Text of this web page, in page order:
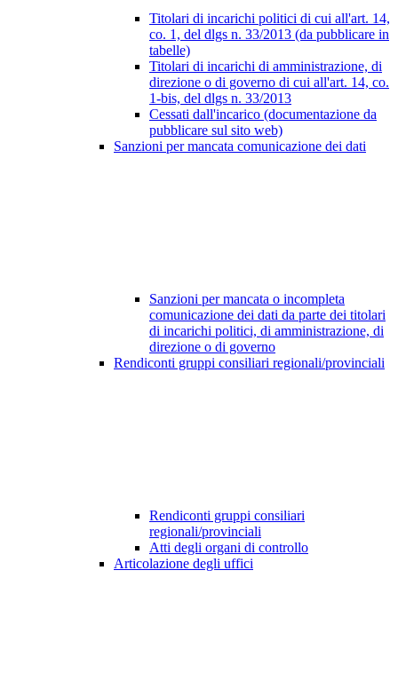
Titolari di incarichi politici di cui all'art. 14,
co. 1, del dlgs n. 33/2013 (da pubblicare in
tabelle)
Titolari di incarichi di amministrazione, di
direzione o di governo di cui all'art. 14, co.
1-bis, del dlgs n. 33/2013
Cessati dall'incarico (documentazione da
pubblicare sul sito web)
Sanzioni per mancata comunicazione dei dati
Sanzioni per mancata o incompleta
comunicazione dei dati da parte dei titolari
di incarichi politici, di amministrazione, di
direzione o di governo
Rendiconti gruppi consiliari regionali/provinciali
Rendiconti gruppi consiliari
regionali/provinciali
Atti degli organi di controllo
Articolazione degli uffici